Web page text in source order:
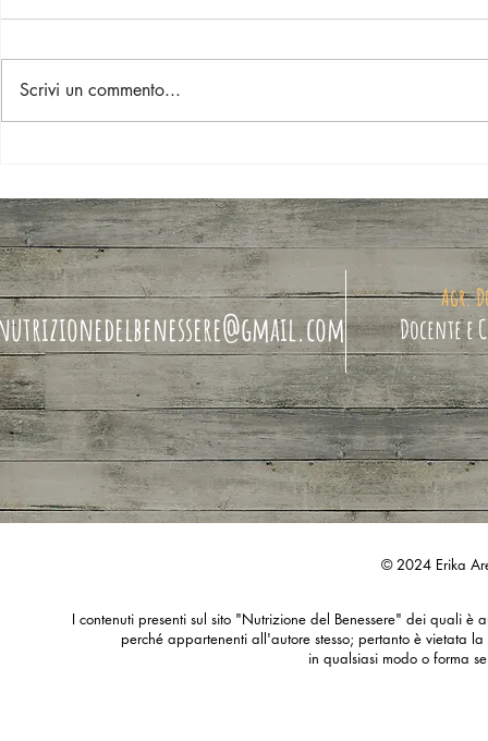
Scrivi un commento...
Agr.
Docente e
@gmail.com
© 2024 Erika
I contenuti presenti sul sito "Nutrizione del Benessere" dei quali
perché appartenenti all'autore stesso; pertanto è vietata
in qualsiasi modo o forma